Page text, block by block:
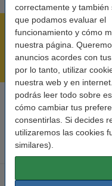
correctamente y también
que podamos evaluar el
funcionamiento y cómo
nuestra página.
anuncios acordes con
por lo tanto, utilizar
nuestra web y en
podrás leer todo sobre
cómo cambiar tus
consentirlas. Si decides
utilizaremos las cookies
similares).
Rápido y sencillo
¡Recibe en 24 horas!
En días
Cartuchos de tinta